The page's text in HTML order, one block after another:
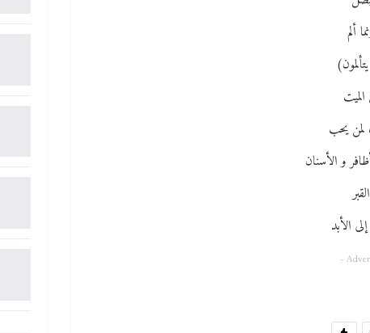
ألم
لمن يحب
و الأسنان
الأبد
-